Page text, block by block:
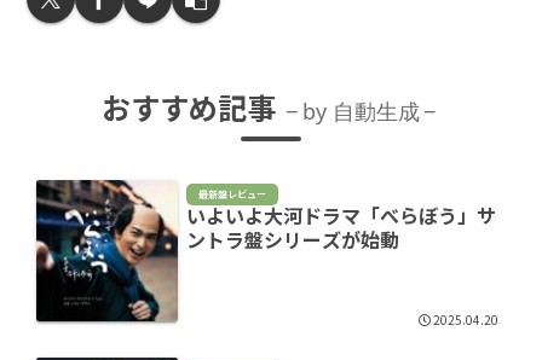
おすすめ記事 by 自動生成
最新盤レビュー
いよいよ大河ドラマ「べらぼう」サ
ントラ盤シリーズが始動
2025.04.20